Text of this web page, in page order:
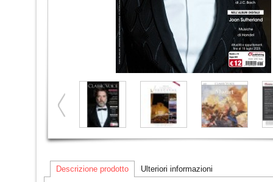
Descrizione prodotto Ulteriori informazioni